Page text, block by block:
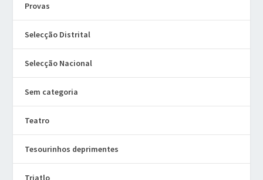
Provas
Selecção Distrital
Selecção Nacional
Sem categoria
Teatro
Tesourinhos deprimentes
Triatlo